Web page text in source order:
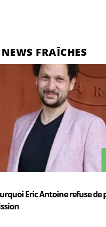
NEWS FRAÎCHES
Eric Antoine refuse de